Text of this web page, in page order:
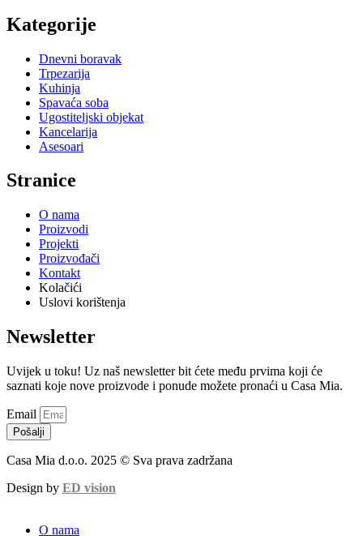
Kategorije
Dnevni boravak
Trpezarija
Kuhinja
Spavaća soba
Ugostiteljski objekat
Kancelarija
Asesoari
Stranice
O nama
Proizvodi
Projekti
Proizvođači
Kontakt
Kolačići
Uslovi korištenja
Newsletter
Uvijek u toku! Uz naš newsletter bit ćete među prvima koji će
saznati koje nove proizvode i ponude možete pronaći u Casa Mia.
Email
Pošalji
Casa Mia d.o.o. 2025 © Sva prava zadržana
Design by ED vision
O nama